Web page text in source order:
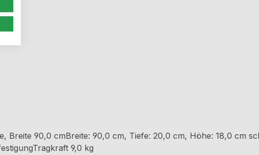
Breite 90,0 cmBreite: 90,0 cm, Tiefe: 20,0 cm, Höhe: 18,0 cm
9,0 kg